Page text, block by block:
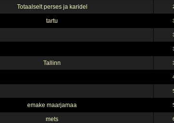
Totaalselt perses ja karidel
tartu
Tallinn
emake maarjamaa
mets